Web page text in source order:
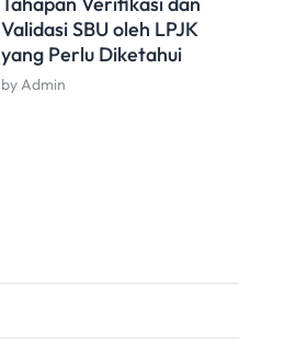
Validasi SBU oleh LPJK
yang Perlu Diketahui
by Admin